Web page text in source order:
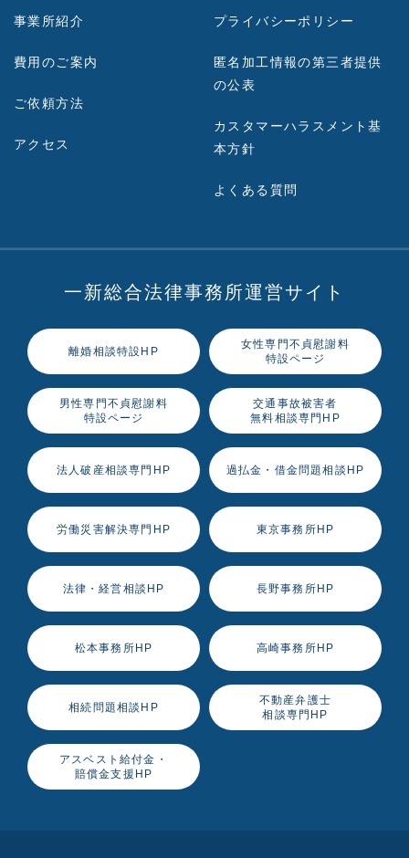
事業所紹介
費用のご案内
ご依頼方法
アクセス
プライバシーポリシー
匿名加工情報の第三者提供
の公表
カスタマーハラスメント基
本方針
よくある質問
一新総合法律事務所運営サイト
離婚相談特設HP
女性専門不貞慰謝料
特設ページ
男性専門不貞慰謝料
特設ページ
交通事故被害者
無料相談専門HP
法人破産相談専門HP 過払金・借金問題相談HP
労働災害解決専門HP 東京事務所HP
法律・経営相談HP 長野事務所HP
松本事務所HP 高崎事務所HP
相続問題相談HP
不動産弁護士
相談専門HP
アスベスト給付金・
賠償金支援HP